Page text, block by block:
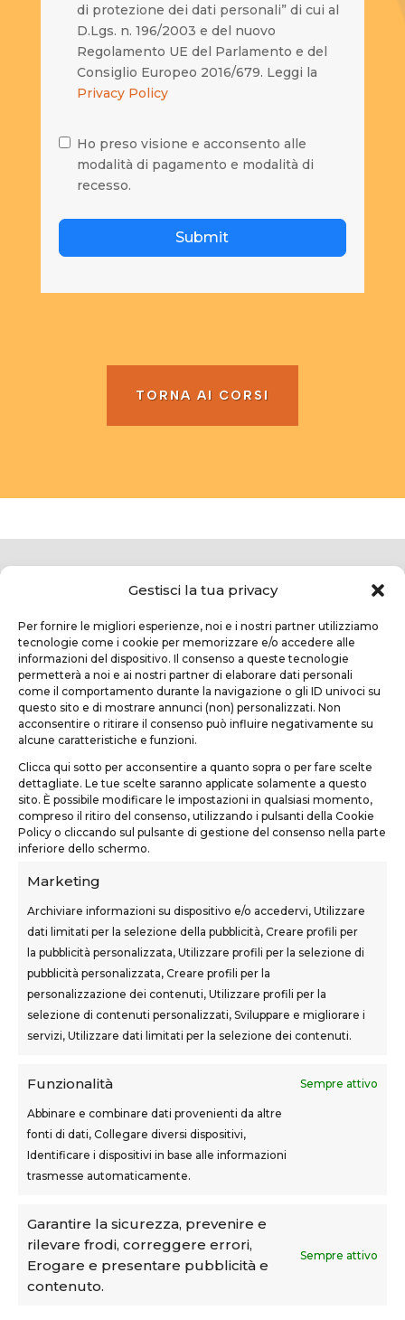
Gestisci la tua privacy
Per fornire le migliori esperienze, noi e i nostri partner utilizziamo
tecnologie come i cookie per memorizzare e/o accedere alle
informazioni del dispositivo. Il consenso a queste tecnologie
permetterà a noi e ai nostri partner di elaborare dati personali
come il comportamento durante la navigazione o gli ID univoci su
questo sito e di mostrare annunci (non) personalizzati. Non
acconsentire o ritirare il consenso può influire negativamente su
alcune caratteristiche e funzioni.
Clicca qui sotto per acconsentire a quanto sopra o per fare scelte
dettagliate. Le tue scelte saranno applicate solamente a questo
sito. È possibile modificare le impostazioni in qualsiasi momento,
compreso il ritiro del consenso, utilizzando i pulsanti della Cookie
Policy o cliccando sul pulsante di gestione del consenso nella parte
inferiore dello schermo.
Marketing
Archiviare informazioni su dispositivo e/o accedervi, Utilizzare
dati limitati per la selezione della pubblicità, Creare profili per
la pubblicità personalizzata, Utilizzare profili per la selezione di
pubblicità personalizzata, Creare profili per la
personalizzazione dei contenuti, Utilizzare profili per la
selezione di contenuti personalizzati, Sviluppare e migliorare i
servizi, Utilizzare dati limitati per la selezione dei contenuti.
Funzionalità Sempre attivo
Abbinare e combinare dati provenienti da altre
fonti di dati, Collegare diversi dispositivi,
Identificare i dispositivi in base alle informazioni
trasmesse automaticamente.
Garantire la sicurezza, prevenire e
rilevare frodi, correggere errori,
Erogare e presentare pubblicità e
contenuto.
Sempre attivo
di protezione dei dati personali” di cui al
D.Lgs. n. 196/2003 e del nuovo
Regolamento UE del Parlamento e del
Consiglio Europeo 2016/679. Leggi la
Privacy Policy
Ho preso visione e acconsento alle
modalità di pagamento e modalità di
recesso.
Submit
TORNA AI CORSI
TEKNOFORM SRL
Castelfranco di Sotto (PI)
teknoform@teknoform.it
SEDI CORSI
Sovigliana – Vinci
Via F.lli Cairoli, 12
Castelfranco di Sotto
Teknoform srl – p.iva 05765060487 – Cap. Soc. euro
10.000 – CCIAA Toscana Nord Ovest – n.isc. REA PI-
Teknoform è Centro Formativo AiFOS (C.F.A.)